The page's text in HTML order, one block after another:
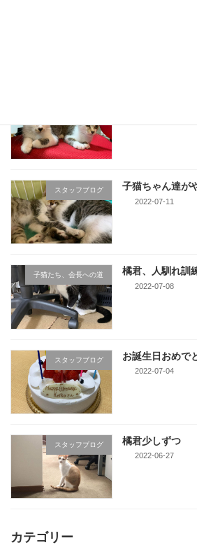
スタッフブログ 子猫ちゃん達が
2022-07-11
子猫たち、会長への道 橘君、人馴れ訓
2022-07-08
スタッフブログ お誕生日おめで
2022-07-04
スタッフブログ 橘君少しずつ
2022-06-27
カテゴリー